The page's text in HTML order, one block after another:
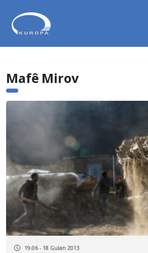
Mafê Mirov
19:06 - 18 Gulan 2013